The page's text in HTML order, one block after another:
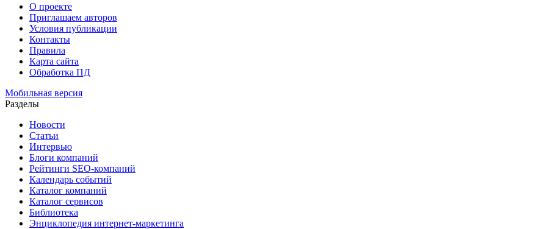
О проекте
Приглашаем авторов
Условия публикации
Контакты
Правила
Карта сайта
Обработка ПД
Мобильная версия
Разделы
Новости
Статьи
Интервью
Блоги компаний
Рейтинги SEO-компаний
Календарь событий
Каталог компаний
Каталог сервисов
Библиотека
Энциклопедия интернет-маркетинга